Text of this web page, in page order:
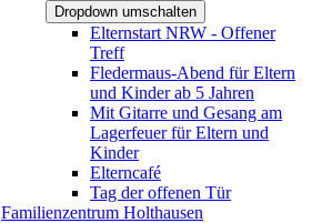
Dropdown umschalten
Elternstart NRW - Offener
Treff
Fledermaus-Abend für Eltern
und Kinder ab 5 Jahren
Mit Gitarre und Gesang am
Lagerfeuer für Eltern und
Kinder
Elterncafé
Tag der offenen Tür
Familienzentrum Holthausen